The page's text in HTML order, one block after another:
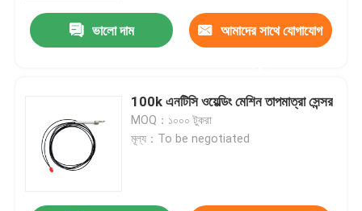
মেডিকেল তাপমাত্রা সেন্সর
এনটিসি তাপমাত্রা সেন্সর
ভালো দাম আমাদের সাথে যোগাযোগ
100k এনটিসি ওয়েল্ডিং মেশিন তাপমাত্রা সেন্সর
MOQ：১০০০ টুকরা
মূল্য：To be negotiated